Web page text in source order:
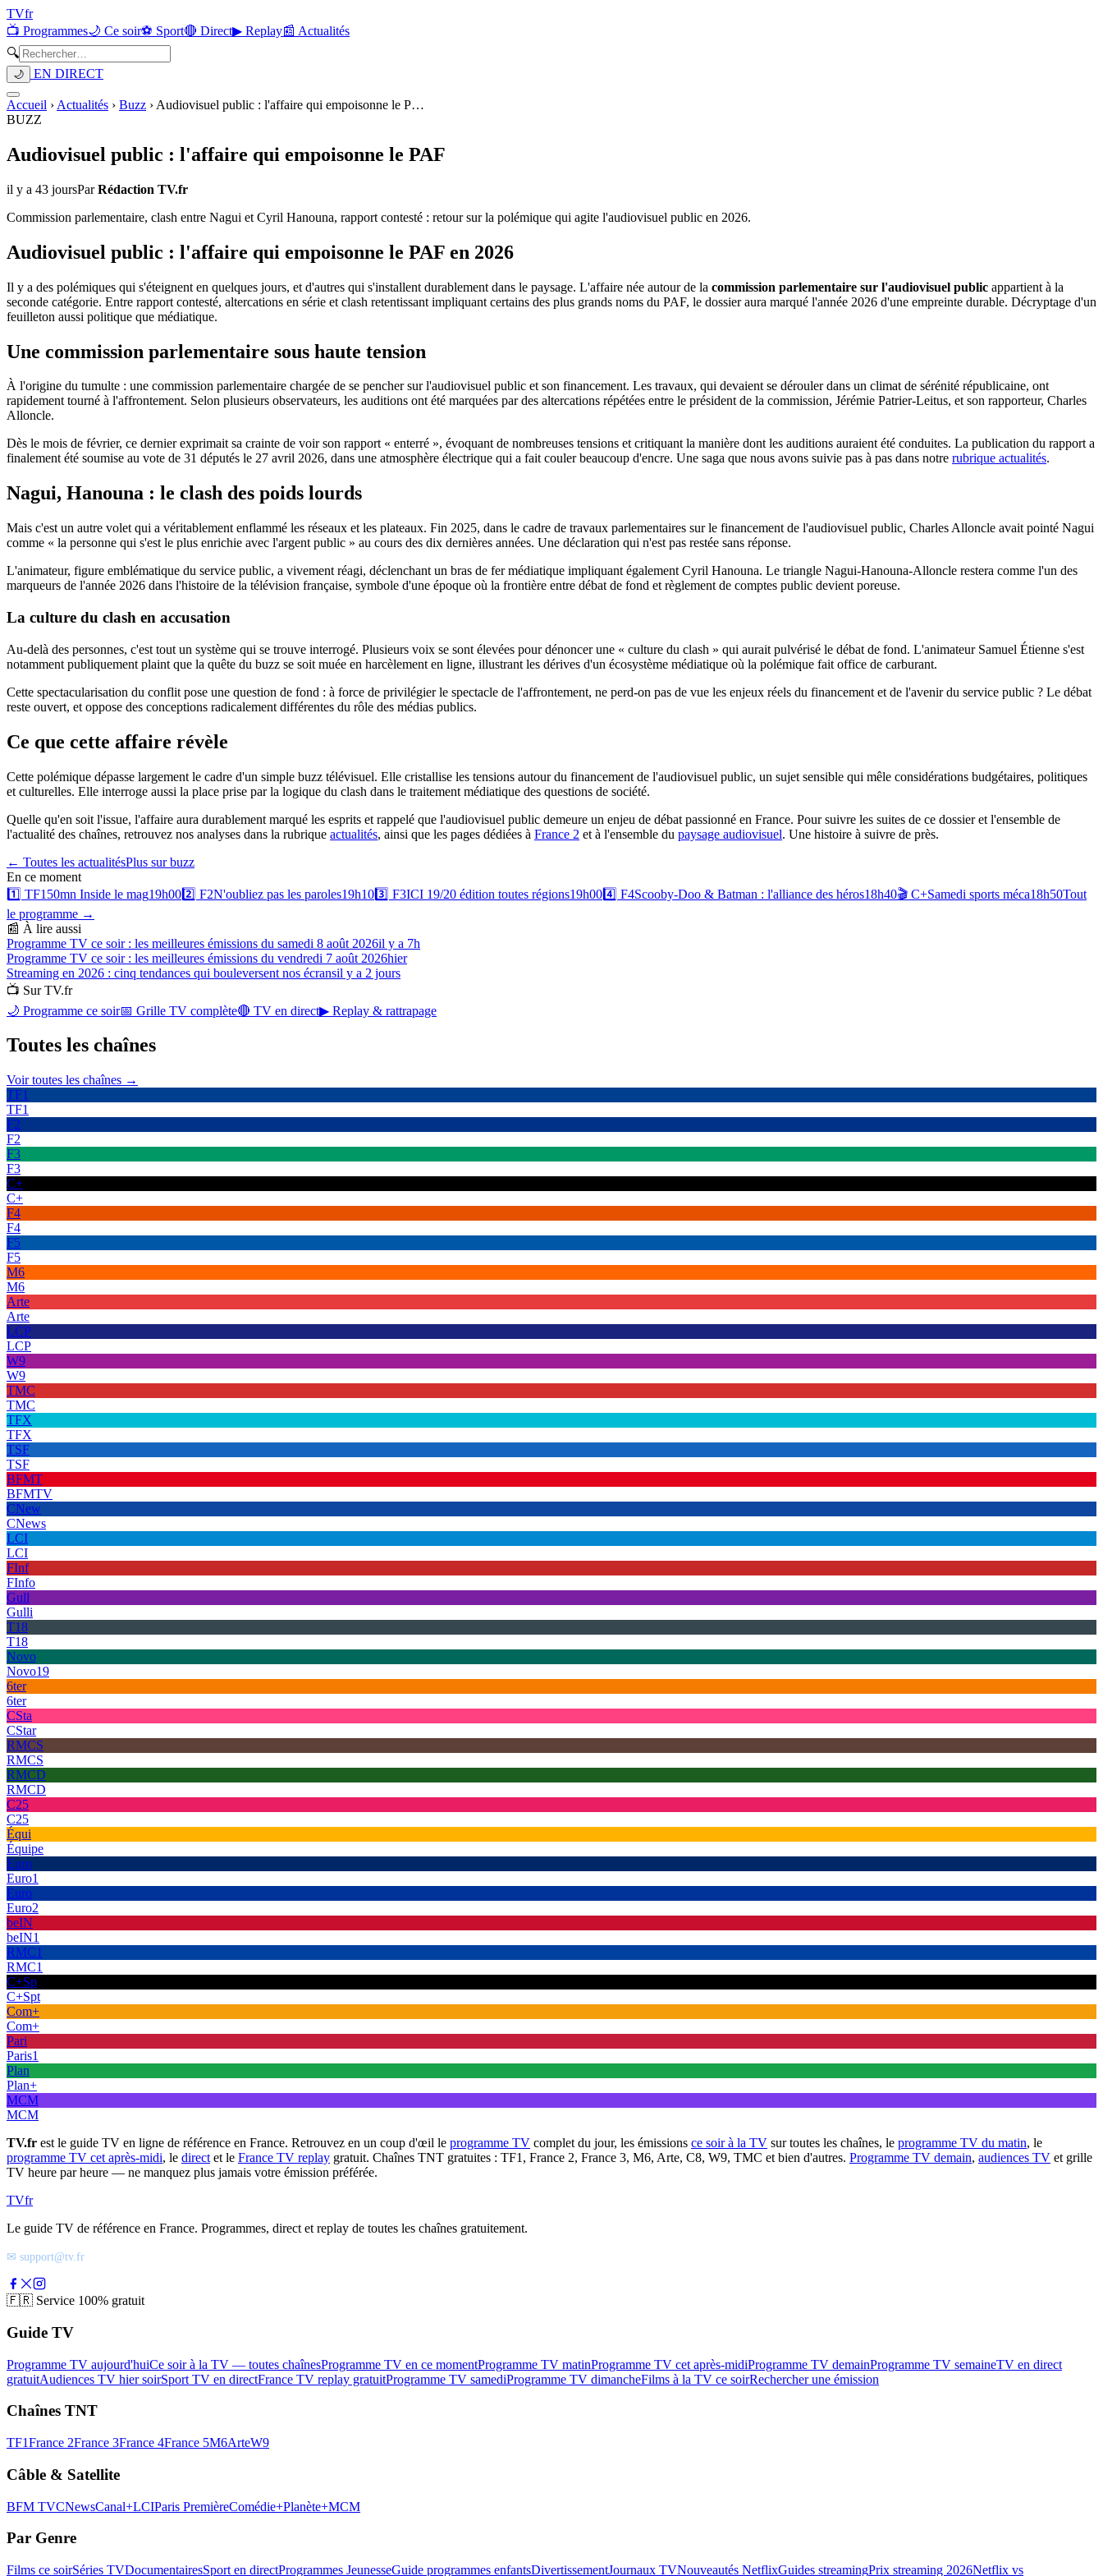
TVfr
📺 Programmes🌙 Ce soir⚽ Sport🔴 Direct▶ Replay📰 Actualités
🔍
🌙 EN DIRECT
Accueil › Actualités › Buzz › Audiovisuel public : l'affaire qui empoisonne le P…
BUZZ
Audiovisuel public : l'affaire qui empoisonne le PAF
il y a 43 joursParRédaction TV.fr
Commission parlementaire, clash entre Nagui et Cyril Hanouna, rapport contesté : retour sur la polémique qui agite l'audiovisuel public en 2026.
Audiovisuel public : l'affaire qui empoisonne le PAF en 2026
Il y a des polémiques qui s'éteignent en quelques jours, et d'autres qui s'installent durablement dans le paysage. L'affaire née autour de la commission parlementaire sur l'audiovisuel public appartient à la
seconde catégorie. Entre rapport contesté, altercations en série et clash retentissant impliquant certains des plus grands noms du PAF, le dossier aura marqué l'année 2026 d'une empreinte durable. Décryptage d'un
feuilleton aussi politique que médiatique.
Une commission parlementaire sous haute tension
À l'origine du tumulte : une commission parlementaire chargée de se pencher sur l'audiovisuel public et son financement. Les travaux, qui devaient se dérouler dans un climat de sérénité républicaine, ont
rapidement tourné à l'affrontement. Selon plusieurs observateurs, les auditions ont été marquées par des altercations répétées entre le président de la commission, Jérémie Patrier-Leitus, et son rapporteur, Charles
Alloncle.
Dès le mois de février, ce dernier exprimait sa crainte de voir son rapport « enterré », évoquant de nombreuses tensions et critiquant la manière dont les auditions auraient été conduites. La publication du rapport a
finalement été soumise au vote de 31 députés le 27 avril 2026, dans une atmosphère électrique qui a fait couler beaucoup d'encre. Une saga que nous avons suivie pas à pas dans notre rubrique actualités.
Nagui, Hanouna : le clash des poids lourds
Mais c'est un autre volet qui a véritablement enflammé les réseaux et les plateaux. Fin 2025, dans le cadre de travaux parlementaires sur le financement de l'audiovisuel public, Charles Alloncle avait pointé Nagui
comme « la personne qui s'est le plus enrichie avec l'argent public » au cours des dix dernières années. Une déclaration qui n'est pas restée sans réponse.
L'animateur, figure emblématique du service public, a vivement réagi, déclenchant un bras de fer médiatique impliquant également Cyril Hanouna. Le triangle Nagui-Hanouna-Alloncle restera comme l'un des
marqueurs de l'année 2026 dans l'histoire de la télévision française, symbole d'une époque où la frontière entre débat de fond et règlement de comptes public devient poreuse.
La culture du clash en accusation
Au-delà des personnes, c'est tout un système qui se trouve interrogé. Plusieurs voix se sont élevées pour dénoncer une « culture du clash » qui aurait pulvérisé le débat de fond. L'animateur Samuel Étienne s'est
notamment publiquement plaint que la quête du buzz se soit muée en harcèlement en ligne, illustrant les dérives d'un écosystème médiatique où la polémique fait office de carburant.
Cette spectacularisation du conflit pose une question de fond : à force de privilégier le spectacle de l'affrontement, ne perd-on pas de vue les enjeux réels du financement et de l'avenir du service public ? Le débat
reste ouvert, et oppose des conceptions radicalement différentes du rôle des médias publics.
Ce que cette affaire révèle
Cette polémique dépasse largement le cadre d'un simple buzz télévisuel. Elle cristallise les tensions autour du financement de l'audiovisuel public, un sujet sensible qui mêle considérations budgétaires, politiques
et culturelles. Elle interroge aussi la place prise par la logique du clash dans le traitement médiatique des questions de société.
Quelle qu'en soit l'issue, l'affaire aura durablement marqué les esprits et rappelé que l'audiovisuel public demeure un enjeu de débat passionné en France. Pour suivre les suites de ce dossier et l'ensemble de
l'actualité des chaînes, retrouvez nos analyses dans la rubrique actualités, ainsi que les pages dédiées à France 2 et à l'ensemble du paysage audiovisuel. Une histoire à suivre de près.
← Toutes les actualitésPlus surbuzz
En ce moment
1️⃣ TF1 50mn Inside le mag19h002️⃣ F2N'oubliez pas les paroles19h103️⃣ F3ICI 19/20 édition toutes régions19h004️⃣ F4Scooby-Doo & Batman : l'alliance des héros18h40🎬 C+Samedi sports méca18h50Tout
le programme →
📰 À lire aussi
Programme TV ce soir : les meilleures émissions du samedi 8 août 2026il y a 7h
Programme TV ce soir : les meilleures émissions du vendredi 7 août 2026hier
Streaming en 2026 : cinq tendances qui bouleversent nos écransil y a 2 jours
📺 Sur TV.fr
🌙 Programme ce soir📅 Grille TV complète🔴 TV en direct▶ Replay & rattrapage
Toutes les chaînes
Voir toutes les chaînes →
TF1
TF1
F2
F2
F3
F3
C+
C+
F4
F4
F5
F5
M6
M6
Arte
Arte
LCP
LCP
W9
W9
TMC
TMC
TFX
TFX
TSF
TSF
BFMT
BFMTV
CNew
CNews
LCI
LCI
FInf
FInfo
Gull
Gulli
T18
T18
Novo
Novo19
6ter
6ter
CSta
CStar
RMCS
RMCS
RMCD
RMCD
C25
C25
Équi
Équipe
Euro
Euro1
Euro
Euro2
beIN
beIN1
RMC1
RMC1
C+Sp
C+Spt
Com+
Com+
Pari
Paris1
Plan
Plan+
MCM
MCM
TV.fr est le guide TV en ligne de référence en France. Retrouvez en un coup d'œil le programme TV complet du jour, les émissions ce soir à la TV sur toutes les chaînes, le programme TV du matin, le
programme TV cet après-midi, le direct et le France TV replay gratuit. Chaînes TNT gratuites : TF1, France 2, France 3, M6, Arte, C8, W9, TMC et bien d'autres. Programme TV demain, audiences TV et grille
TV heure par heure — ne manquez plus jamais votre émission préférée.
TVfr
Le guide TV de référence en France. Programmes, direct et replay de toutes les chaînes gratuitement.
✉ support@tv.fr
🇫🇷 Service 100% gratuit
Guide TV
Programme TV aujourd'huiCe soir à la TV — toutes chaînesProgramme TV en ce momentProgramme TV matinProgramme TV cet après-midiProgramme TV demainProgramme TV semaineTV en direct
gratuitAudiences TV hier soirSport TV en directFrance TV replay gratuitProgramme TV samediProgramme TV dimancheFilms à la TV ce soirRechercher une émission
Chaînes TNT
TF1France 2France 3France 4France 5M6ArteW9
Câble & Satellite
BFM TVCNewsCanal+LCIParis PremièreComédie+Planète+MCM
Par Genre
Films ce soirSéries TVDocumentairesSport en directProgrammes JeunesseGuide programmes enfantsDivertissementJournaux TVNouveautés NetflixGuides streamingPrix streaming 2026Netflix vs